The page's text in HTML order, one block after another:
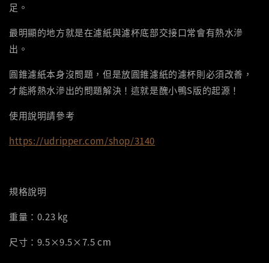
足。
最明顯的地方就是在濾紙與濾杯底部交接口常會有熱水滲
出。
圓錐濾紙本身沒問題，但是放圓錐濾紙的濾杯則必須改善，
才能將熱水滲出的問題解決！這就是醜小鴨S版的起源！
使用說明請參考
https://udripper.com/shop/3140
規格說明
重量：0.23 kg
尺寸：9.5×9.5×7.5 cm